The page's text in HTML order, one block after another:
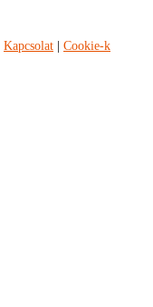
Kapcsolat | Cookie-k